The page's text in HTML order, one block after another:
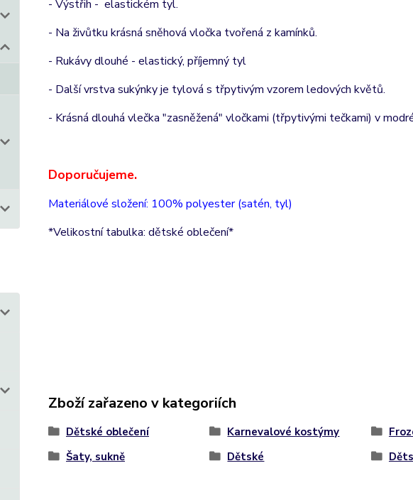
- Výstřih - elastickém tyl.
- Na živůtku krásná sněhová vločka tvořená z kamínků.
- Rukávy dlouhé - elastický, příjemný tyl
- Další vrstva sukýnky je tylová s třpytivým vzorem ledových květů.
- Krásná dlouhá vlečka "zasněžená" vločkami (třpytivými tečkami) v
Doporučujeme.
Materiálové složení: 100% polyester (satén, tyl)
*Velikostní tabulka: dětské oblečení*
Zboží zařazeno v kategoriích
Dětské oblečení Karnevalové kostýmy
Šaty, sukně
Dětské